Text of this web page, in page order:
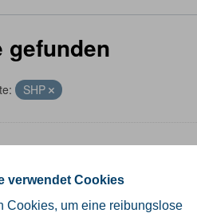
verwendet Cookies
Cookies, um eine reibungslose
gefunden
SHP
eine Darstellung der Schulen im